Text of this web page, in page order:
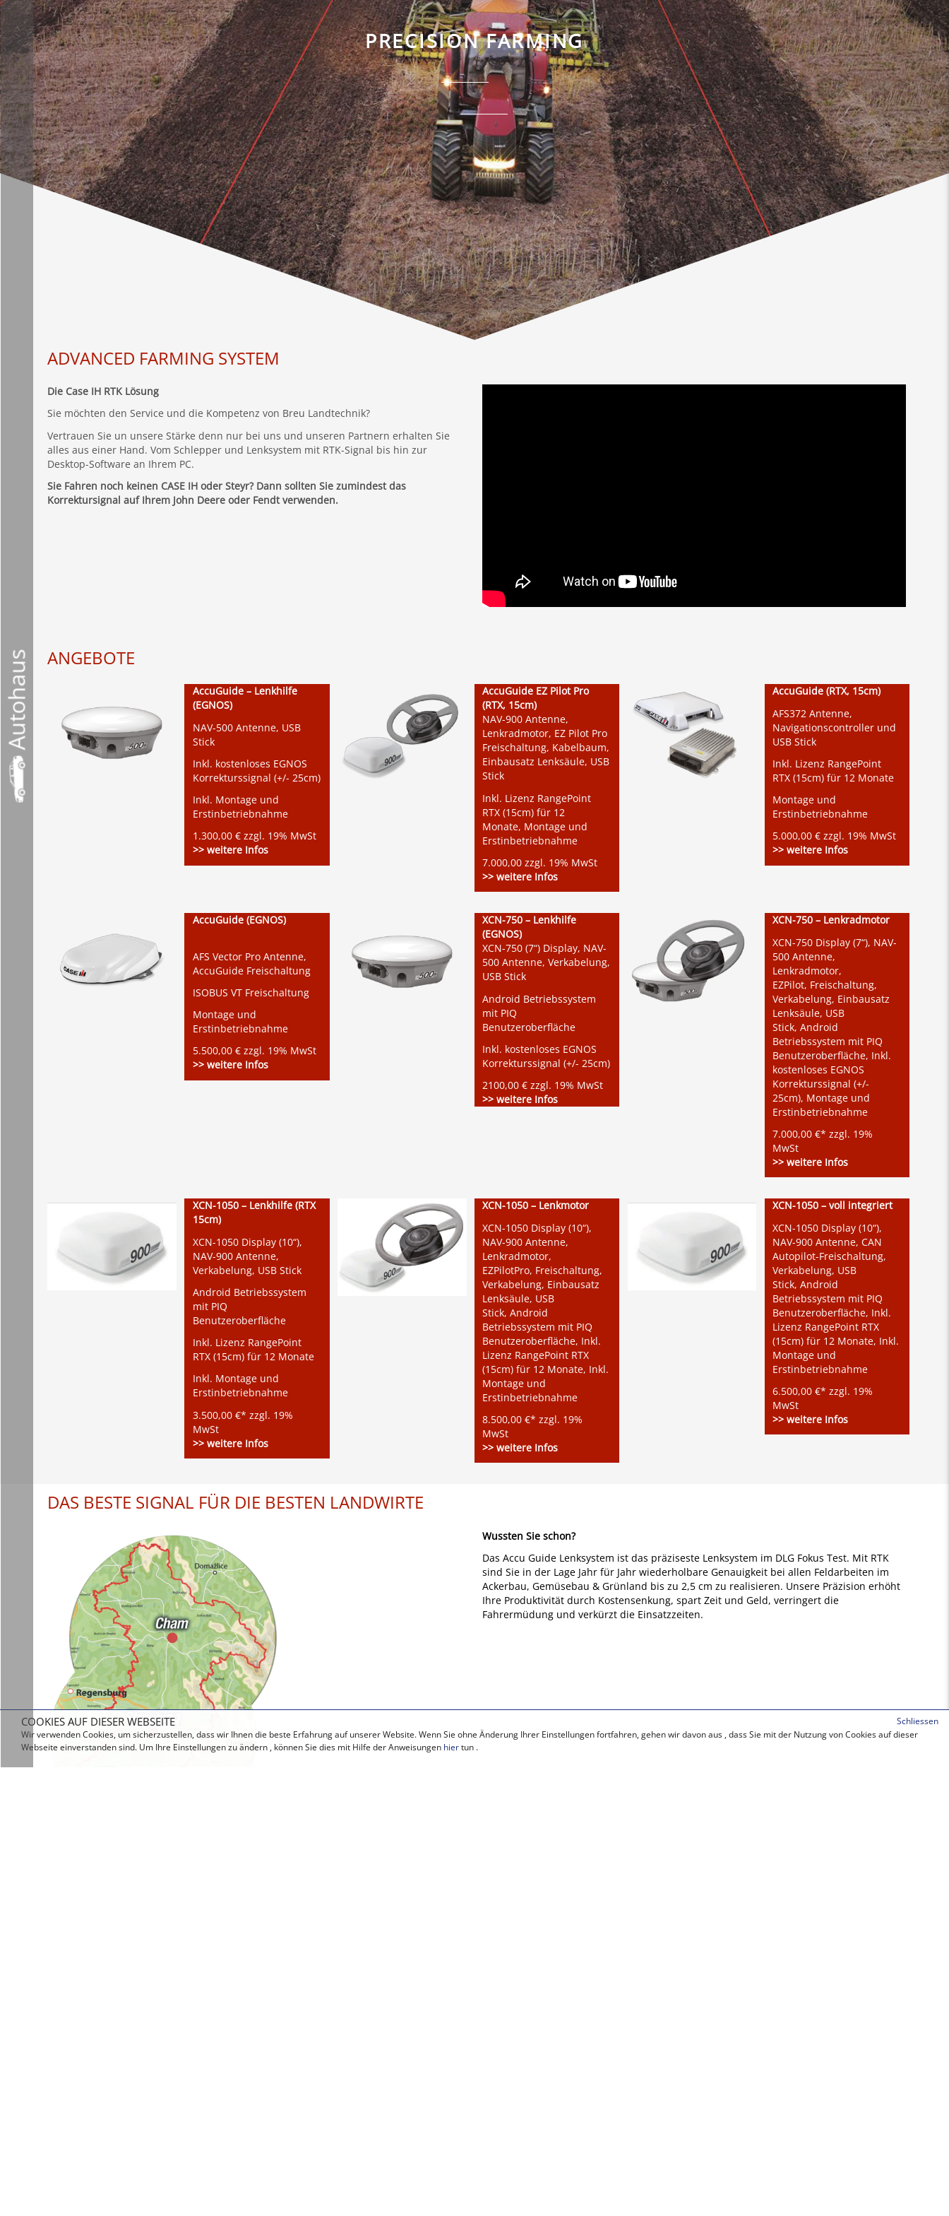
Autohaus
PRECISION FARMING
ADVANCED FARMING SYSTEM
Die Case IH RTK Lösung
Sie möchten den Service und die Kompetenz von Breu Landtechnik?
Vertrauen Sie un unsere Stärke denn nur bei uns und unseren Partnern erhalten Sie
alles aus einer Hand. Vom Schlepper und Lenksystem mit RTK-Signal bis hin zur
Desktop-Software an Ihrem PC.
Sie Fahren noch keinen CASE IH oder Steyr? Dann sollten Sie zumindest das
Korrektursignal auf Ihrem John Deere oder Fendt verwenden.
ANGEBOTE
AccuGuide – Lenkhilfe
(EGNOS)
NAV-500 Antenne, USB
Stick
Inkl. kostenloses EGNOS
Korrekturssignal (+/- 25cm)
Inkl. Montage und
Erstinbetriebnahme
1.300,00 € zzgl. 19% MwSt
>> weitere Infos
AccuGuide EZ Pilot Pro
(RTX, 15cm)
NAV-900 Antenne,
Lenkradmotor, EZ Pilot Pro
Freischaltung, Kabelbaum,
Einbausatz Lenksäule, USB
Stick
Inkl. Lizenz RangePoint
RTX (15cm) für 12
Monate, Montage und
Erstinbetriebnahme
7.000,00 zzgl. 19% MwSt
>> weitere Infos
AccuGuide (RTX, 15cm)
AFS372 Antenne,
Navigationscontroller und
USB Stick
Inkl. Lizenz RangePoint
RTX (15cm) für 12 Monate
Montage und
Erstinbetriebnahme
5.000,00 € zzgl. 19% MwSt
>> weitere Infos
AccuGuide (EGNOS)
AFS Vector Pro Antenne,
AccuGuide Freischaltung
ISOBUS VT Freischaltung
Montage und
Erstinbetriebnahme
5.500,00 € zzgl. 19% MwSt
>> weitere Infos
XCN-750 – Lenkhilfe
(EGNOS)
XCN-750 (7“) Display, NAV-
500 Antenne, Verkabelung,
USB Stick
Android Betriebssystem
mit PIQ
Benutzeroberfläche
Inkl. kostenloses EGNOS
Korrekturssignal (+/- 25cm)
2100,00 € zzgl. 19% MwSt
>> weitere Infos
XCN-750 – Lenkradmotor
XCN-750 Display (7“), NAV-
500 Antenne,
Lenkradmotor,
EZPilot, Freischaltung,
Verkabelung, Einbausatz
Lenksäule, USB
Stick, Android
Betriebssystem mit PIQ
Benutzeroberfläche, Inkl.
kostenloses EGNOS
Korrekturssignal (+/-
25cm), Montage und
Erstinbetriebnahme
7.000,00 €* zzgl. 19%
MwSt
>> weitere Infos
XCN-1050 – Lenkhilfe (RTX
15cm)
XCN-1050 Display (10“),
NAV-900 Antenne,
Verkabelung, USB Stick
Android Betriebssystem
mit PIQ
Benutzeroberfläche
Inkl. Lizenz RangePoint
RTX (15cm) für 12 Monate
Inkl. Montage und
Erstinbetriebnahme
3.500,00 €* zzgl. 19%
MwSt
>> weitere Infos
XCN-1050 – Lenkmotor
XCN-1050 Display (10“),
NAV-900 Antenne,
Lenkradmotor,
EZPilotPro, Freischaltung,
Verkabelung, Einbausatz
Lenksäule, USB
Stick, Android
Betriebssystem mit PIQ
Benutzeroberfläche, Inkl.
Lizenz RangePoint RTX
(15cm) für 12 Monate, Inkl.
Montage und
Erstinbetriebnahme
8.500,00 €* zzgl. 19%
MwSt
>> weitere Infos
XCN-1050 – voll integriert
XCN-1050 Display (10“),
NAV-900 Antenne, CAN
Autopilot-Freischaltung,
Verkabelung, USB
Stick, Android
Betriebssystem mit PIQ
Benutzeroberfläche, Inkl.
Lizenz RangePoint RTX
(15cm) für 12 Monate, Inkl.
Montage und
Erstinbetriebnahme
6.500,00 €* zzgl. 19%
MwSt
>> weitere Infos
DAS BESTE SIGNAL FÜR DIE BESTEN LANDWIRTE
Wussten Sie schon?
Das Accu Guide Lenksystem ist das präziseste Lenksystem im DLG Fokus Test. Mit RTK
sind Sie in der Lage Jahr für Jahr wiederholbare Genauigkeit bei allen Feldarbeiten im
Ackerbau, Gemüsebau & Grünland bis zu 2,5 cm zu realisieren. Unsere Präzision erhöht
Ihre Produktivität durch Kostensenkung, spart Zeit und Geld, verringert die
Fahrermüdung und verkürzt die Einsatzzeiten.
COOKIES AUF DIESER WEBSEITE
Wir verwenden Cookies, um sicherzustellen, dass wir Ihnen die beste Erfahrung auf unserer Website. Wenn Sie ohne Änderung Ihrer Einstellungen fortfahren, gehen wir davon aus , dass Sie mit der Nutzung von Cookies auf dieser
Webseite einverstanden sind. Um Ihre Einstellungen zu ändern , können Sie dies mit Hilfe der Anweisungen hiertun .
Schliessen